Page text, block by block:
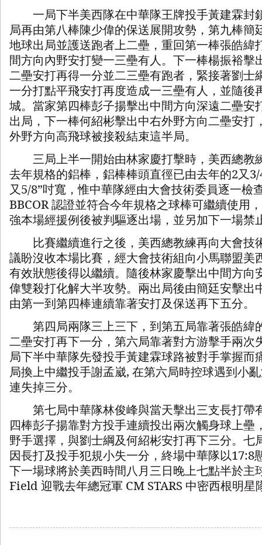
一局下半美西隊在中華隊王牌投手黃建霖封
局再由第八棒陳少偉的保送展開攻勢，第九棒簡
地球出局並護送跑者上二壘，重回第一棒張皓緯
間方向內野安打變一三壘有人。下一棒楊振裕擊
二壘安打再得一分並二三壘有跑者，緊接著劉士
一分打點平飛安打再度造成一三壘有人，並隨後
城。當家第四棒彭子揚擊出中間方向深遠二壘安
出局，下一棒何紹彬擊出中右外野方向二壘安打
外野方向高飛球被接殺結束這半局。
三局上半一開始由林家慶打擊時，美西總教
去年規格的鋁棒，鋁棒棒頭直徑已由去年的2又
又 5/8”吋寬，惟中華隊經由大會技術委員逐一檢
BBCOR認證並符合今年規格之球棒可繼續使用
強本場經援例後被判驅逐出場，並另加下一場禁
比賽繼續進行之後，美西總教練再向大會技
議盼沒收本場比賽，經大會技術組向小馬聯盟美
有效狀態後得以繼續。隨後林家慶擊出中間方向
偉雙殺打化解大半攻勢。兩出局後由簡廷安擊出
由第一到第四棒連續靠著安打及保送再下五分。
第四局兩隊三上三下，到第五局靠著張皓緯
二壘安打再下一分，第六局靠著對方游擊手兩次
局下半中華隊先發投手黃建霖球路被對手掌握而
局換上中繼投手謝孟崴, 在第六局時控球遇到小
連失掉三分。
第七局中華隊林俊峰與當天擊出三支長打帶
四棒彭子揚靠對方投手連續投出兩次觸身球上壘
野手選擇，與劉士綱及何紹彬安打再下三分。七
因長打及投手犯規小失一分，終場中華隊以17:8
下一場球將於美西時間八月三日晚上七點半於主
Field 迎戰去年總冠軍 CM STARS 中密西根明星